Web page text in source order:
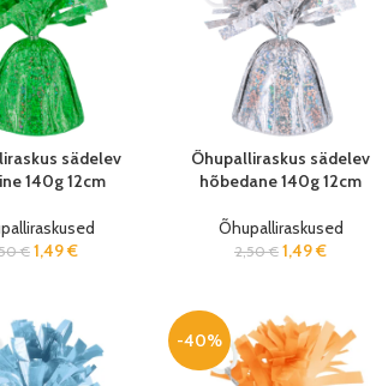
sädelev
140g 12cm
€ 1,49€
Õhupalliraskus sädelev
hõbedane 140g 12cm
Õhupalliraskused
2,50€ 1,49€
-40%